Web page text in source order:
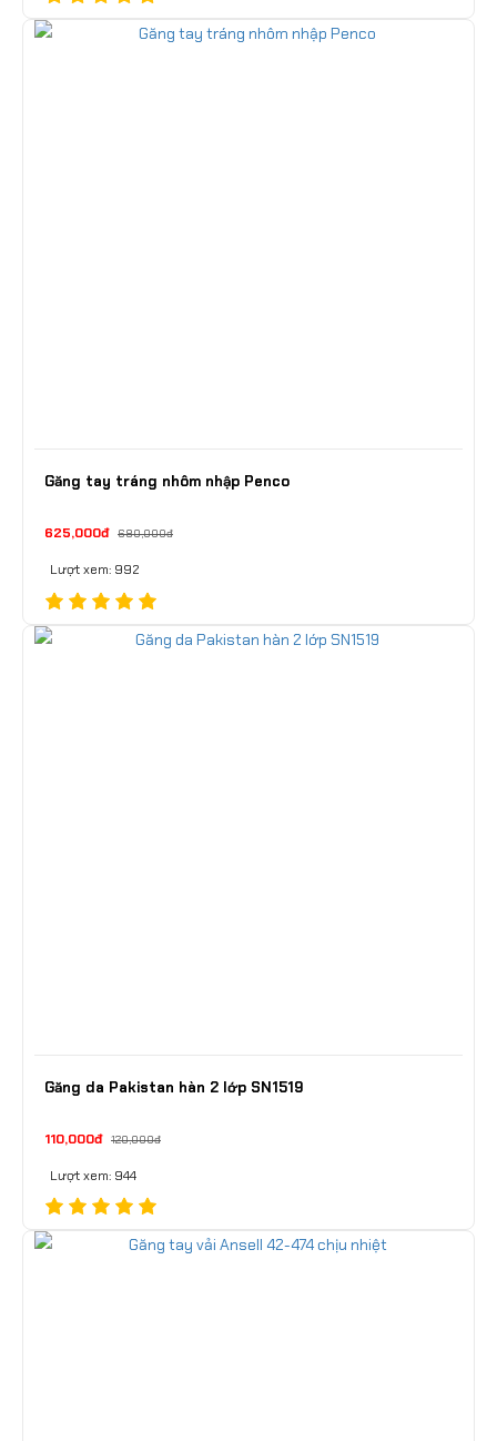
Găng tay tráng nhôm nhập Penco
625,000đ 680,000đ
Lượt xem: 992
Găng da Pakistan hàn 2 lớp SN1519
110,000đ 120,000đ
Lượt xem: 944